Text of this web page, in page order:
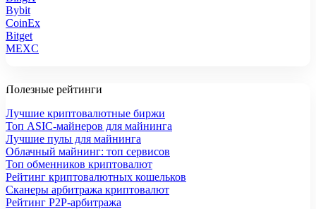
Bybit
CoinEx
Bitget
MEXC
Полезные рейтинги
Лучшие криптовалютные биржи
Топ ASIC-майнеров для майнинга
Лучшие пулы для майнинга
Облачный майнинг: топ сервисов
Топ обменников криптовалют
Рейтинг криптовалютных кошельков
Сканеры арбитража криптовалют
Рейтинг P2P-арбитража